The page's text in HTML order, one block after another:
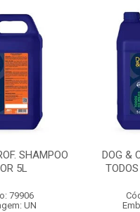
SHAMPOO
5L
79906
UN
DOG &